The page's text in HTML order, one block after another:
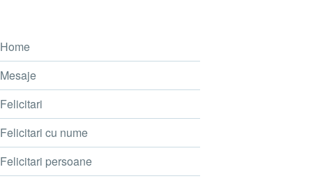
Home
Mesaje
Felicitari
Felicitari cu nume
Felicitari persoane